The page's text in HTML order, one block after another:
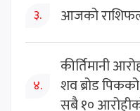
३. आजको
४.
कीर्तिमानी
शव ब्रोड
सबै १०